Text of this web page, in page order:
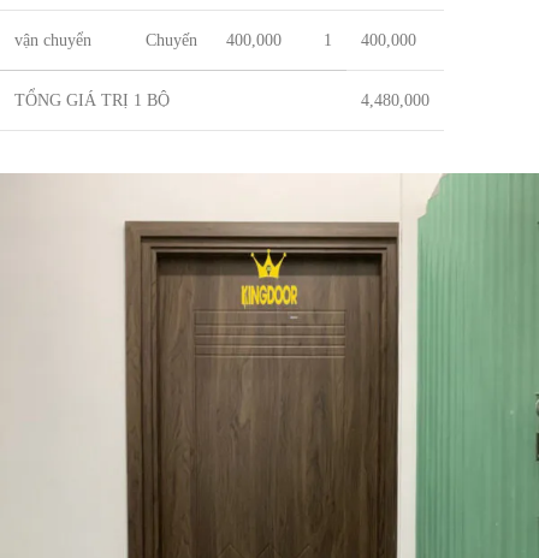
vận chuyển Chuyến 400,000 1 400,000
TỔNG GIÁ TRỊ 1 BỘ 4,480,000